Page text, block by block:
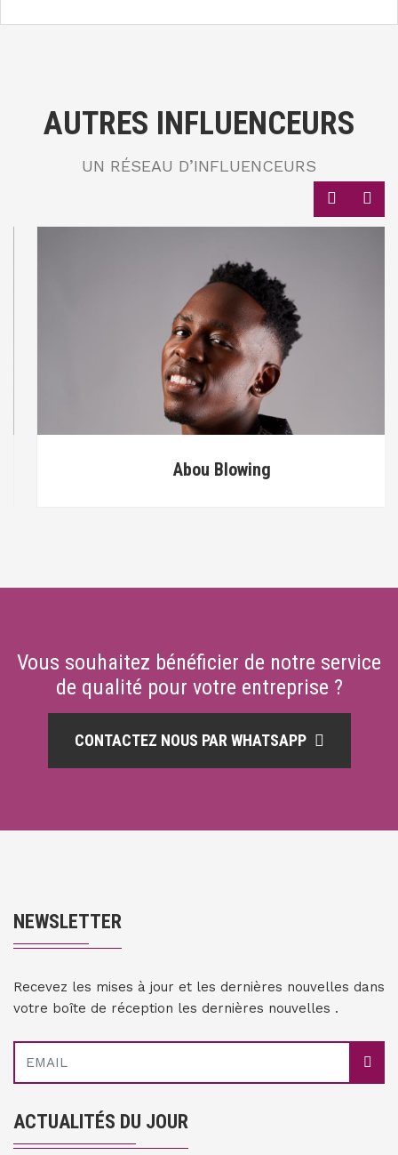
AUTRES INFLUENCEURS
UN RÉSEAU D’INFLUENCEURS
Abou Blowing
Vous souhaitez bénéficier de notre service
de qualité pour votre entreprise ?
CONTACTEZ NOUS PAR WHATSAPP
NEWSLETTER
Recevez les mises à jour et les dernières nouvelles dans
votre boîte de réception les dernières nouvelles .
ACTUALITÉS DU JOUR